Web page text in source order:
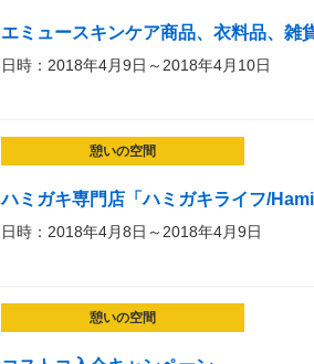
エミュースキンケア商品、衣料品、雑
日時：2018年4月9日～2018年4月10日
憩いの空間
ハミガキ専門店「ハミガキライフ/
日時：2018年4月8日～2018年4月9日
憩いの空間